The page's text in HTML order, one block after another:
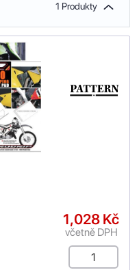
1 Produkty
1,028 Kč
včetně DPH